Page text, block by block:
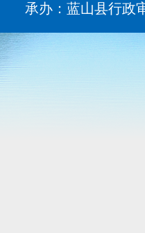
承办：蓝山县行政